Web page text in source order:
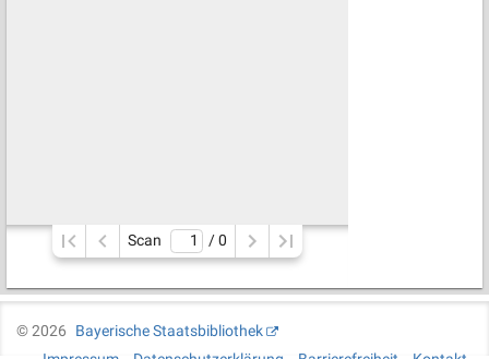
Scan / 0
©2026
Bayerische Staatsbibliothek